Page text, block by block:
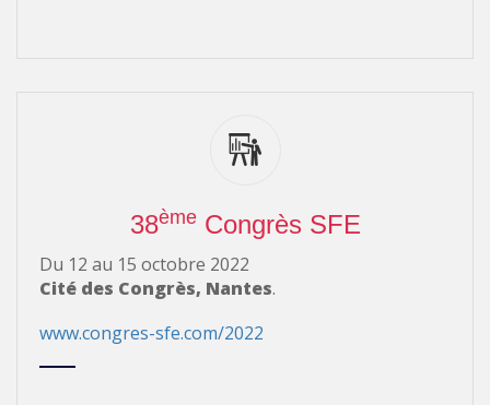
38èmeCongrès SFE
Du 12 au 15 octobre 2022
Cité des Congrès, Nantes.
www.congres-sfe.com/2022